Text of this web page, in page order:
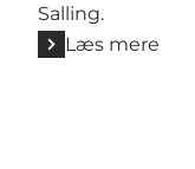
Salling.
Læs mere